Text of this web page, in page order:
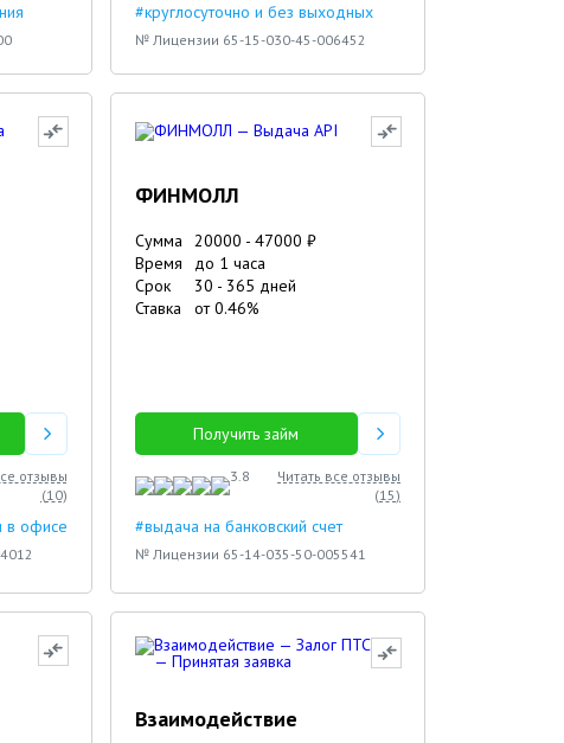
#круглосуточно и без выходных
№ Лицензии 65-15-030-45-006452
отзывы
(10)
в офисе
ФИНМОЛЛ
Сумма 20000 - 47000 ₽
Время
до 1 часа
Срок
30 - 365 дней
Ставка
от0.46%
Получить займ
3.8
Читать все отзывы
(15)
#выдача на банковский счет
№ Лицензии 65-14-035-50-005541
Взаимодействие